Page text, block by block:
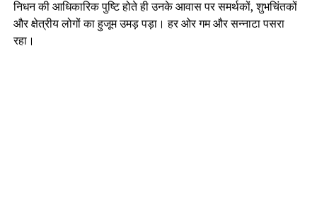
निधन की आधिकारिक पुष्टि होते ही उनके आवास पर समर्थकों, शुभचिंतकों
और क्षेत्रीय लोगों का हुजूम उमड़ पड़ा। हर ओर गम और सन्नाटा पसरा
रहा।